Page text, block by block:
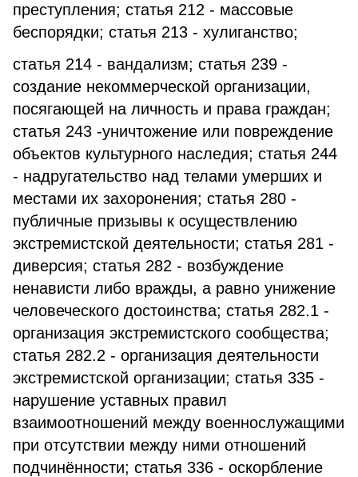
преступления; статья 212 - массовые
беспорядки; статья 213 - хулиганство;
статья 214 - вандализм; статья 239 -
создание некоммерческой организации,
посягающей на личность и права граждан;
статья 243 -уничтожение или повреждение
объектов культурного наследия; статья 244
- надругательство над телами умерших и
местами их захоронения; статья 280 -
публичные призывы к осуществлению
экстремистской деятельности; статья 281 -
диверсия; статья 282 - возбуждение
ненависти либо вражды, а равно унижение
человеческого достоинства; статья 282.1 -
организация экстремистского сообщества;
статья 282.2 - организация деятельности
экстремистской организации; статья 335 -
нарушение уставных правил
взаимоотношений между военнослужащими
при отсутствии между ними отношений
подчинённости; статья 336 - оскорбление